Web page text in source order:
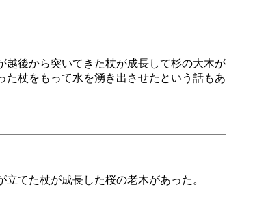
越後から突いてきた杖が成長して杉の大木が
た杖をもって水を湧き出させたという話もあ
てた杖が成長した桜の老木があった。